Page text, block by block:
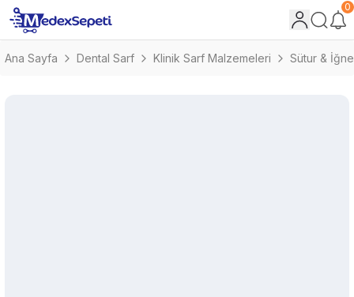
0
Ana Sayfa Dental Sarf Klinik Sarf Malzemeleri Sütur &